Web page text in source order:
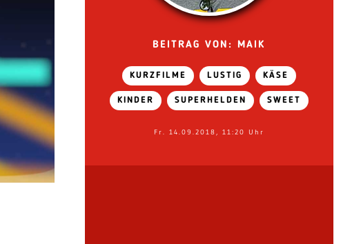
BEITRAG VON: MAIK
KURZFILME LUSTIG KÄSE
KINDER SUPERHELDEN SWEET
Fr. 14.09.2018, 11:20 Uhr